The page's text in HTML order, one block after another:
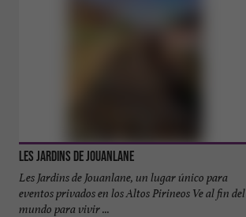
Les Jardins de Jouanlane
Les Jardins de Jouanlane, un lugar único para
eventos privados en los Altos Pirineos Ve al fin del
mundo para vivir ...